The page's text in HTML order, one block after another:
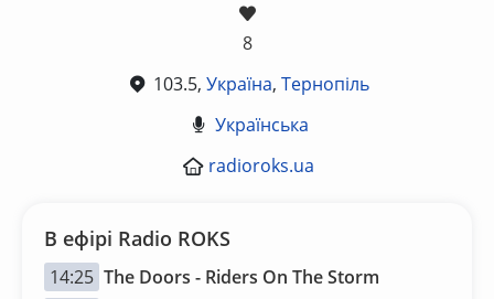
8
103.5,Україна,Тернопіль
Українська
radioroks.ua
В ефірі Radio ROKS
14:25 The Doors - Riders On The Storm